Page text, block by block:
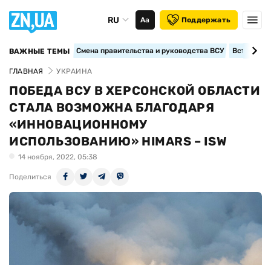
RU Аа Поддержать
ВАЖНЫЕ ТЕМЫ Смена правительства и руководства ВСУ
ГЛАВНАЯ УКРАИНА
ПОБЕДА ВСУ В ХЕРСОНСКОЙ ОБЛАСТИ
СТАЛА ВОЗМОЖНА БЛАГОДАРЯ
«ИННОВАЦИОННОМУ
ИСПОЛЬЗОВАНИЮ» HIMARS – ISW
14 ноября, 2022, 05:38
Поделиться